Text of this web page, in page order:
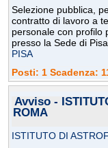
Selezione pubblica,
contratto di lavoro a
personale con profilo
presso la Sede di Pisa.
PISA
Posti: 1 Scadenza:
Avviso -
ROMA
ISTITUTO DI